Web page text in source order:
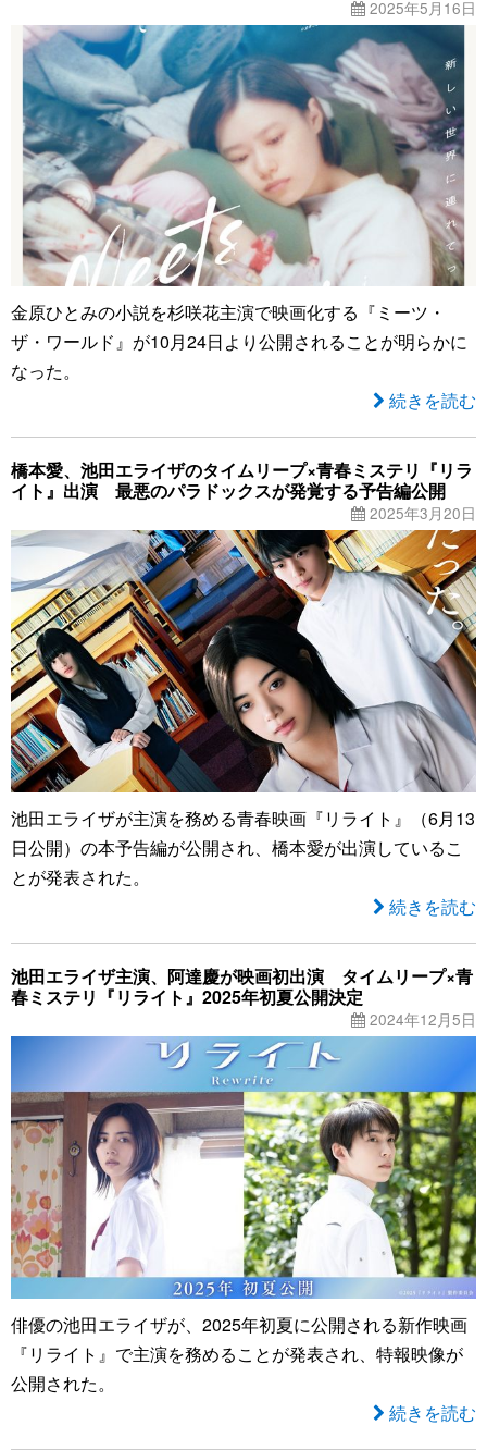
2025年5月16日
金原ひとみの小説を杉咲花主演で映画化する『ミーツ・
ザ・ワールド』が10月24日より公開されることが明らかに
なった。
続きを読む
橋本愛、池田エライザのタイムリープ×青春ミステリ『リラ
イト』出演 最悪のパラドックスが発覚する予告編公開
2025年3月20日
池田エライザが主演を務める青春映画『リライト』（6月13
日公開）の本予告編が公開され、橋本愛が出演しているこ
とが発表された。
続きを読む
池田エライザ主演、阿達慶が映画初出演 タイムリープ×青
春ミステリ『リライト』2025年初夏公開決定
2024年12月5日
俳優の池田エライザが、2025年初夏に公開される新作映画
『リライト』で主演を務めることが発表され、特報映像が
公開された。
続きを読む